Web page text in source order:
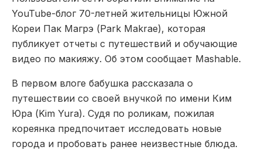
YouTube-блог 70-летней жительницы Южной
Кореи Пак Магрэ (Park Makrae), которая
публикует отчеты с путешествий и обучающие
видео по макияжу. Об этом сообщает Mashable.
В первом влоге бабушка рассказала о
путешествии со своей внучкой по имени Ким
Юра (Kim Yura). Судя по роликам, пожилая
кореянка предпочитает исследовать новые
города и пробовать ранее неизвестные блюда.